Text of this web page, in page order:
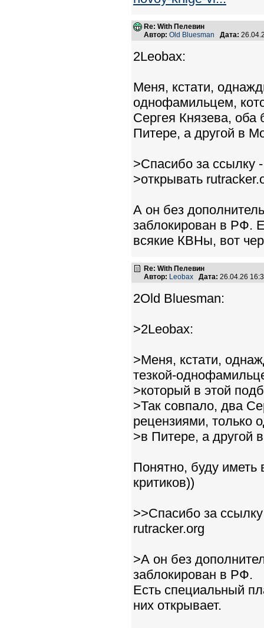
Re: With Пелевин
Автор: Old Bluesman Дата:
2Leobax:
Меня, кстати,
однофамильцем,
Сергея Князева,
Питере, а другой в
>Спасибо за ссылку
>открывать
А он без
заблокирован в РФ.
всякие КВНы, вот
Re: With Пелевин
Автор: Leobax Дата: 26.04.26
2Old Bluesman:
>2Leobax:
>Меня, кстати,
тезкой-
>который в этой
>Так совпало, два
рецензиями, только
>в Питере, а другой
Понятно, буду иметь
критиков))
>>Спасибо за
rutracker.org
>А он без
заблокирован в РФ.
Есть специальный
них открывает.